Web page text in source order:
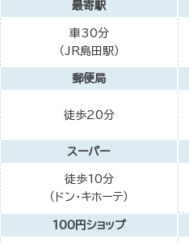
最寄駅
車30分
（JR島田駅）
郵便局
徒歩20分
スーパー
徒歩10分
（ドン・キホーテ）
100円ショップ